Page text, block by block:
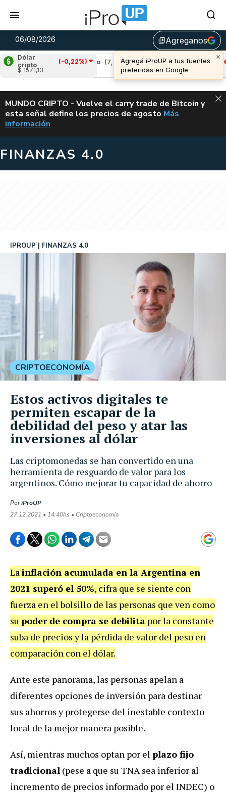
06/08/2026 library_addAgreganos
Dólar
cripto
(-0,22%)
$ 1571,13
Cardano (7,92%)
Avalanche (-2,42%)
u$s 6,48
ALERTA
MUNDO CRIPTO - Vuelve el carry trade de Bitcoin y
esta señal define los precios de agosto VUELVE EL
Más
información
FINANZAS 4.0
Las criptomonedas se han convertido en una
herramienta de resguardo de valor para los
argentinos. Cómo mejorar tu capacidad de ahorro
IPROUP FINANZAS 4.0
PoriProUP
27.12.2021 • 14:40hs • Criptoeconomía
CRIPTOECONOMÍA
Estos activos digitales te
permiten escapar de la
debilidad del peso y atar las
inversiones al dólar
Lainflación acumulada en la Argentina en
2021 superó el 50%, cifra que se siente con
fuerza en el bolsillo de las personas que ven como
su poder de compra se debilita por la constante
suba de precios y la pérdida de valor del peso en
comparación con el dólar.
Ante este panorama, las personas apelan a
diferentes opciones de inversión para destinar
sus ahorros y protegerse del inestable contexto
local de la mejor manera posible.
Así, mientras muchos optan por el plazo fijo
tradicional (pese a que su TNA sea inferior al
incremento de precios informado por el INDEC) o